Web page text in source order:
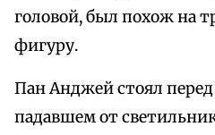
головой, был похож на
фигуру.
Пан Анджей стоял
падавшем от